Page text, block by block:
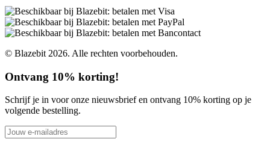
© Blazebit 2026. Alle rechten voorbehouden.
Ontvang 10% korting!
Schrijf je in voor onze nieuwsbrief en ontvang 10% korting op je
volgende bestelling.